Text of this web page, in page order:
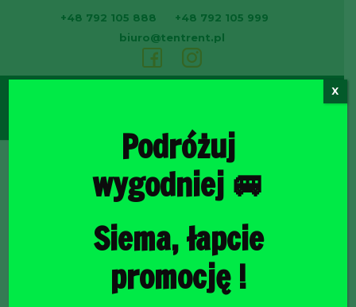
+48 792 105 888
+48 792 105 999
biuro@tentrent.pl
Podróżuj
wygodniej 🚐
Siema, łapcie
promocję !
X